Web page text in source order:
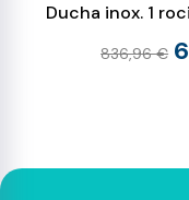
Ducha inox. 1
836,96 €